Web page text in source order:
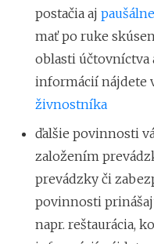
postačia aj
mať po ruke
oblasti účtovníctva
informácií nájdete
živnostníka
ďalšie povinnosti
založením
prevádzky či
povinnosti
napr. reštaurácia,